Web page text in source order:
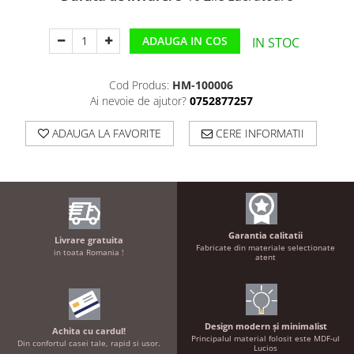
ADAUGA IN COS IN STOC
Cod Produs: HM-100006
Ai nevoie de ajutor? 0752877257
ADAUGA LA FAVORITE CERE INFORMATII
Livrare gratuita
in toata Romania !
Garantia calitatii
Fabricate din materiale selectionate
atent
Achita cu cardul!
Din confortul casei tale, rapid si usor.
Design modern și minimalist
Principalul material folosit este MDF-ul
Lucios